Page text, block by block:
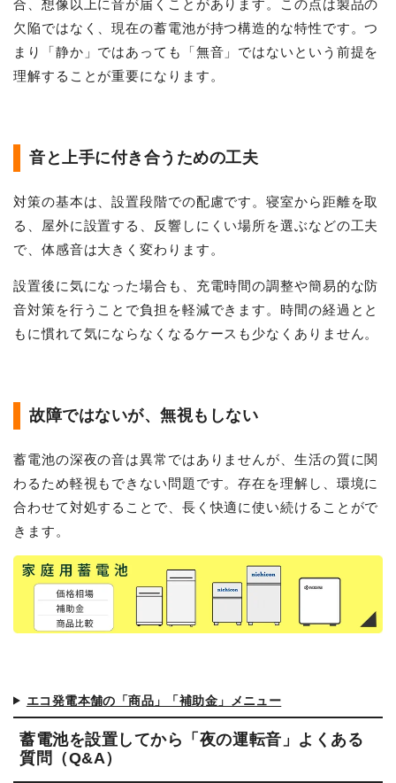
合、想像以上に音が届くことがあります。この点は製品の
欠陥ではなく、現在の蓄電池が持つ構造的な特性です。つ
まり「静か」ではあっても「無音」ではないという前提を
理解することが重要になります。
音と上手に付き合うための工夫
対策の基本は、設置段階での配慮です。寝室から距離を取
る、屋外に設置する、反響しにくい場所を選ぶなどの工夫
で、体感音は大きく変わります。
設置後に気になった場合も、充電時間の調整や簡易的な防
音対策を行うことで負担を軽減できます。時間の経過とと
もに慣れて気にならなくなるケースも少なくありません。
故障ではないが、無視もしない
蓄電池の深夜の音は異常ではありませんが、生活の質に関
わるため軽視もできない問題です。存在を理解し、環境に
合わせて対処することで、長く快適に使い続けることがで
きます。
エコ発電本舗の「商品」「補助金」メニュー
蓄電池を設置してから「夜の運転音」よくある
質問（Q&A）